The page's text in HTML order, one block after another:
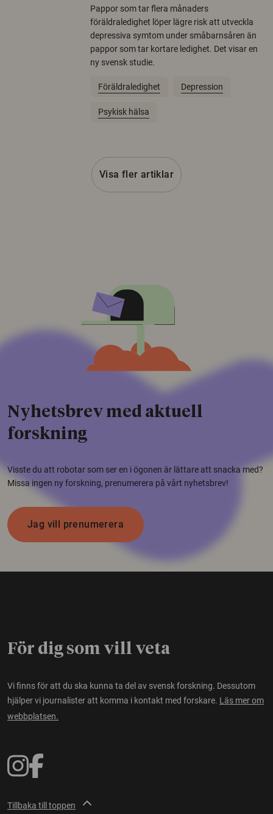
Pappor som tar flera månaders
föräldraledighet löper lägre risk att utveckla
depressiva symtom under småbarnsåren än
pappor som tar kortare ledighet. Det visar en
ny svensk studie.
Föräldraledighet Depression
Psykisk hälsa
Visa fler artiklar
Nyhetsbrev med aktuell
forskning
Visste du att robotar som ser en i ögonen är lättare att snacka med?
Missa ingen ny forskning, prenumerera på vårt nyhetsbrev!
Jag vill prenumerera
För dig som vill veta
Vi finns för att du ska kunna ta del av svensk forskning. Dessutom
hjälper vi journalister att komma i kontakt med forskare. Läs mer om
webbplatsen.
Tillbaka till toppen